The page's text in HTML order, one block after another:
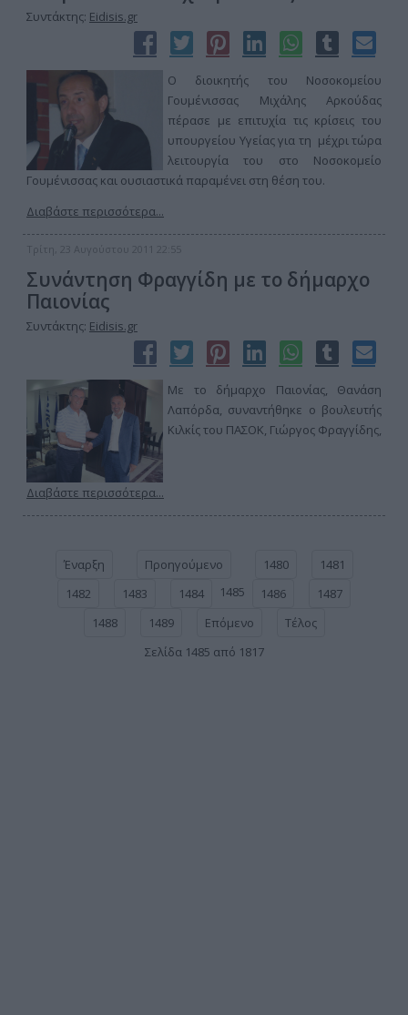
Συντάκτης: Eidisis.gr
Ο διοικητής του Νοσοκομείου
Γουμένισσας Μιχάλης Αρκούδας
πέρασε με επιτυχία τις κρίσεις του
υπουργείου Υγείας για τη μέχρι τώρα
λειτουργία του στο Νοσοκομείο
Γουμένισσας και ουσιαστικά παραμένει στη θέση του.
Διαβάστε περισσότερα...
Τρίτη, 23 Αυγούστου 2011 22:55
Συνάντηση Φραγγίδη με το δήμαρχο
Παιονίας
Συντάκτης: Eidisis.gr
Με το δήμαρχο Παιονίας, Θανάση
Λαπόρδα, συναντήθηκε ο βουλευτής
Κιλκίς του ΠΑΣΟΚ, Γιώργος Φραγγίδης,
Διαβάστε περισσότερα...
Έναρξη Προηγούμενο 1480
1481
1482
1483 1484 1485 1486
1487
1488
1489 Επόμενο
Τέλος
Σελίδα 1485 από 1817